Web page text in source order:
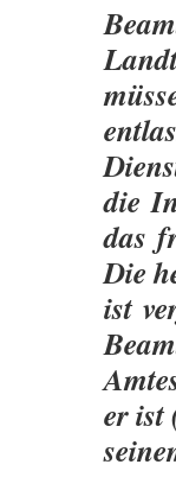
die
das
Die
ist
er ist